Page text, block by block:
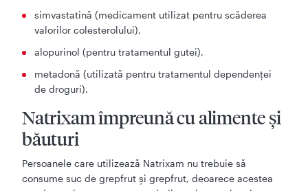
simvastatină (medicament utilizat pentru scăderea
valorilor colesterolului),
alopurinol (pentru tratamentul gutei),
metadonă (utilizată pentru tratamentul dependenței
de droguri).
Natrixam împreună cu alimente şi
băuturi
Persoanele care utilizează Natrixam nu trebuie să
consume suc de grepfrut şi grepfrut, deoarece acestea